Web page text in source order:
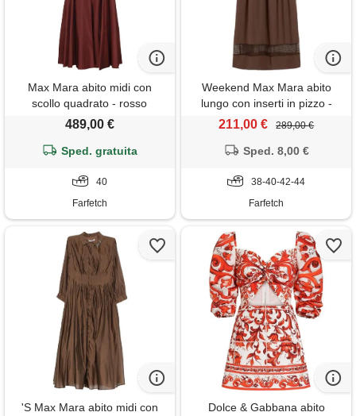
Max Mara abito midi con
scollo quadrato - rosso
489,00 €
Sped. gratuita
40
Farfetch
Weekend Max Mara abito
lungo con inserti in pizzo -
marrone
211,00 € 289,00 €
Sped. 8,00 €
38-40-42-44
Farfetch
'S Max Mara abito midi con
Dolce & Gabbana abito